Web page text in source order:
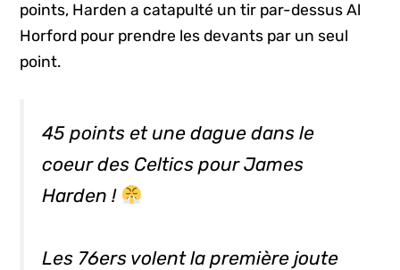
points, Harden a catapulté un tir par-dessus Al
Horford pour prendre les devants par un seul
point.
45 points et une dague dans le
coeur des Celtics pour James
Harden !
Les 76ers volent la première joute